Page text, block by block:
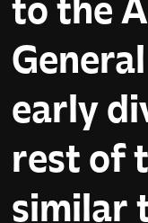
early
rest of
similar